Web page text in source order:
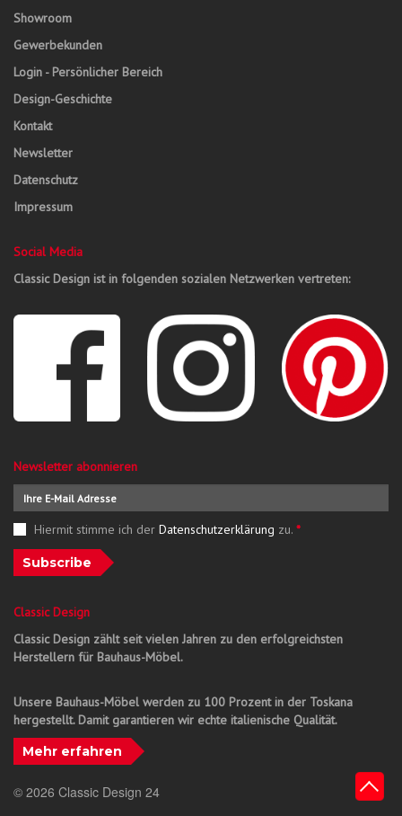
Showroom
Gewerbekunden
Login - Persönlicher Bereich
Design-Geschichte
Kontakt
Newsletter
Datenschutz
Impressum
Social Media
Classic Design ist in folgenden sozialen Netzwerken vertreten:
Newsletter abonnieren
Hiermit stimme ich der Datenschutzerklärung zu. *
Subscribe
Classic Design
Classic Design zählt seit vielen Jahren zu den erfolgreichsten
Herstellern für Bauhaus-Möbel.
Unsere Bauhaus-Möbel werden zu 100 Prozent in der Toskana
hergestellt. Damit garantieren wir echte italienische Qualität.
Mehr erfahren
© 2026 Classic Design 24